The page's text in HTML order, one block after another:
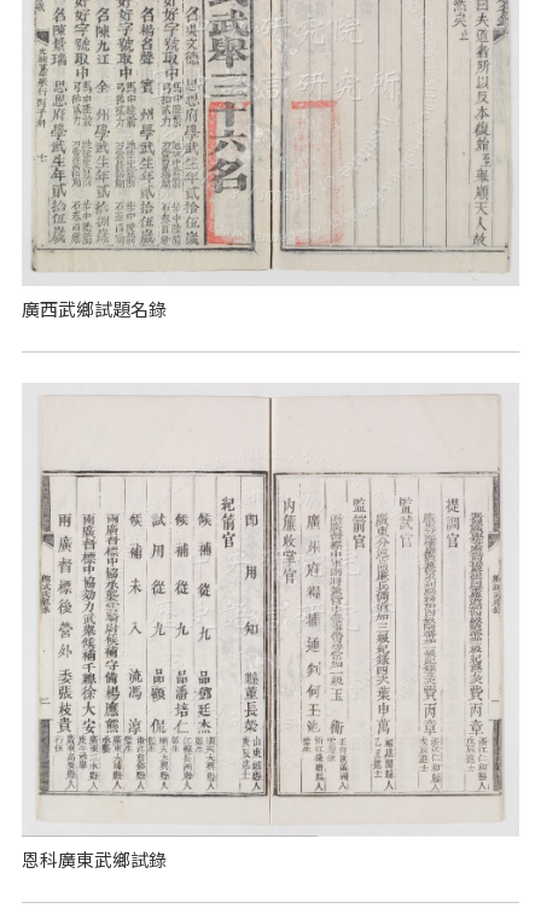
廣西武鄉試題名錄
恩科廣東武鄉試錄